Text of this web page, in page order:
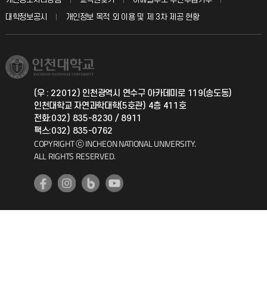
취업정보(학생)
칭찬마당
학생서비스 지킴이
총동문회
교육혁신본부
국제지원과
공자아카데미
기초교육원
대학정보공시
개인정보 목적 외 이용 및 제 3차 제공 현황
(우 : 22012) 인천광역시 연수구 아카데미로 119(송도동)
인천대학교 자연과학대학(5호관) 4층 411호
전화:032) 835-8230 / 8911
팩스:032) 835-0762
COPYRIGHT ⓒ INCHEON NATIONAL UNIVERSITY.
ALL RIGHTS RESERVED.